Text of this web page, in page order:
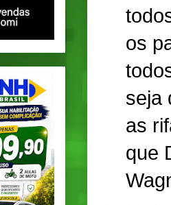
os
seja
as
que